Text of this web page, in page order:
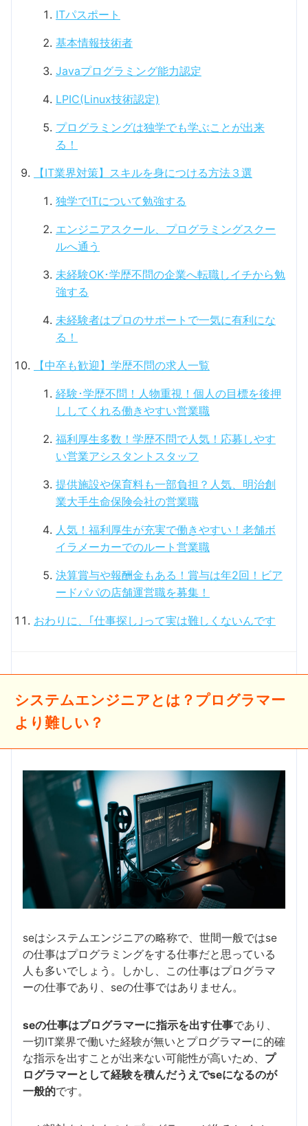
ITパスポート
基本情報技術者
Javaプログラミング能力認定
LPIC(Linux技術認定)
プログラミングは独学でも学ぶことが出来
る！
【IT業界対策】スキルを身につける方法３選
独学でITについて勉強する
エンジニアスクール、プログラミングスクー
ルへ通う
未経験OK･学歴不問の企業へ転職しイチから勉
強する
未経験者はプロのサポートで一気に有利にな
る！
【中卒も歓迎】学歴不問の求人一覧
経験･学歴不問！人物重視！個人の目標を後押
ししてくれる働きやすい営業職
福利厚生多数！学歴不問で人気！応募しやす
い営業アシスタントスタッフ
提供施設や保育料も一部負担？人気、明治創
業大手生命保険会社の営業職
人気！福利厚生が充実で働きやすい！老舗ボ
イラメーカーでのルート営業職
決算賞与や報酬金もある！賞与は年2回！ビア
ードパパの店舗運営職を募集！
おわりに、｢仕事探し｣って実は難しくないんです
システムエンジニアとは？プログラマー
より難しい？
seはシステムエンジニアの略称で、世間一般ではse
の仕事はプログラミングをする仕事だと思っている
人も多いでしょう。しかし、この仕事はプログラマ
ーの仕事であり、seの仕事ではありません。
seの仕事はプログラマーに指示を出す仕事であり、
一切IT業界で働いた経験が無いとプログラマーに的確
な指示を出すことが出来ない可能性が高いため、 プ
ログラマーとして経験を積んだうえでseになるのが
一般的です。